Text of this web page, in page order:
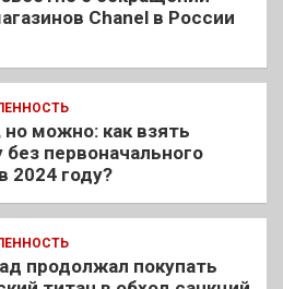
Chanel в России
но можно: как взять
без первоначального
2024 году?
продолжал покупать